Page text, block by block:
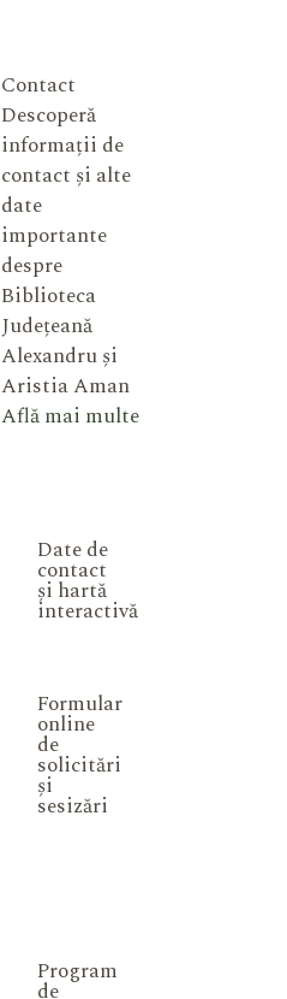
Contact
Descoperă
informații de
contact și alte
date
importante
despre
Biblioteca
Județeană
Alexandru și
Aristia Aman
Află mai multe
Date de
contact
și hartă
interactivă
Formular
online
de
solicitări
și
sesizări
Program
de